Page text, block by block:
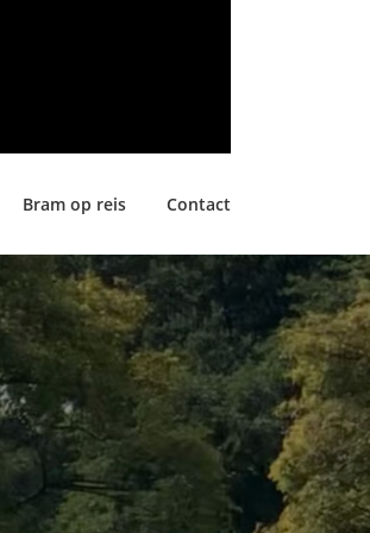
Bram op reis Contact